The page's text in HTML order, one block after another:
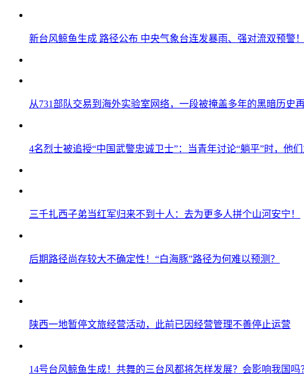
新台风鲸鱼生成 路径公布 中央气象台连发暴雨、强对流双预警！
从731部队交易到海外实验室网络，一段被掩盖多年的黑暗历史
4名烈士被追授“中国武警忠诚卫士”：当青年讨论“躺平”时，他们
三千扎西子弟当红军归来不到十人：去为更多人拼个山河安宁！
后期路径尚存较大不确定性！“白海豚”路径为何难以预测？
陕西一地暂停文旅经营活动，此前已因经营管理不善停止运营
14号台风鲸鱼生成！共舞的三台风都将怎样发展？会影响我国吗